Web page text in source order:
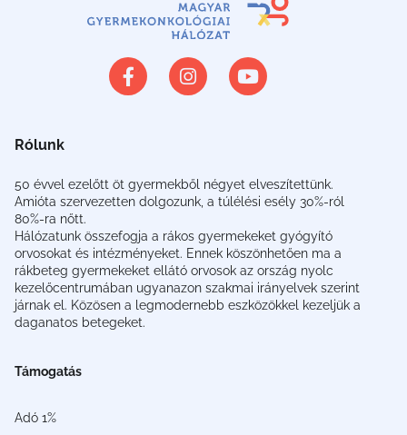
Rólunk
50 évvel ezelőtt öt gyermekből négyet elveszítettünk.
Amióta szervezetten dolgozunk, a túlélési esély 30%-ról
80%-ra nőtt.
Hálózatunk összefogja a rákos gyermekeket gyógyító
orvosokat és intézményeket. Ennek köszönhetően ma a
rákbeteg gyermekeket ellátó orvosok az ország nyolc
kezelőcentrumában ugyanazon szakmai irányelvek szerint
járnak el. Közösen a legmodernebb eszközökkel kezeljük a
daganatos betegeket.
Támogatás
Adó 1%